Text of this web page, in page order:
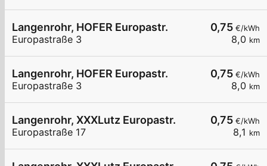
0,75 €/kWh
8,0 km
Langenrohr, HOFER Europastr.
Europastraße 3
0,75 €/kWh
8,0 km
Langenrohr, HOFER Europastr.
Europastraße 3
0,75 €/kWh
8,1 km
Langenrohr, XXXLutz Europastr.
Europastraße 17